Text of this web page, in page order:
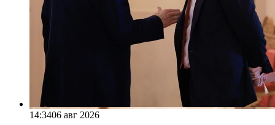
14:3406 авг 2026